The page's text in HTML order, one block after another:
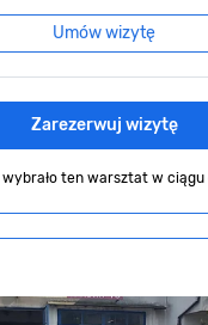
Umów wizytę
Zarezerwuj wizytę
ten warsztat w ciągu